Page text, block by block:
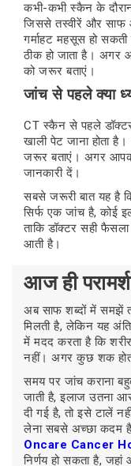
कभी-कभी स्कैन के दौरान
जिससे तस्वीरें और साफ
गर्माहट महसूस हो
ठीक हो जाता है। अगर
को जरूर बताएं।
जांच से पहले क्या
CT स्कैन से पहले
खाली पेट जाना होता
जरूर बताएं। अगर आपको
जानकारी दें।
सबसे जरूरी बात यह है
सिर्फ एक जांच है, कोई
ताकि डॉक्टर सही फैसला
आती है।
आज ही
अब साफ शब्दों में समझें
मिलती है, लेकिन यह
में मदद करता है कि
नहीं। अगर कुछ शक
समय पर जांच कराना
जाती है, इलाज उतना
दी गई है, तो इसे टालें
लेना सबसे अच्छा कदम
Oncare Cancer
निर्णय हो सकता है,